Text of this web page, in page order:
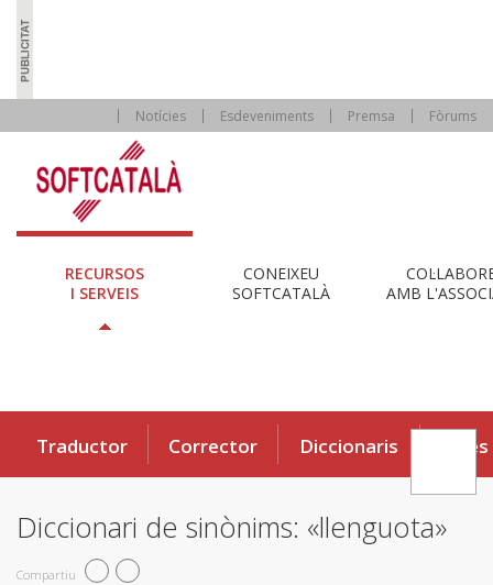
Notícies Esdeveniments Premsa Fòrums
RECURSOS
I SERVEIS
CONEIXEU
SOFTCATALÀ
AMB
Traductor Corrector Diccionaris Eines
Diccionari de sinònims: «llenguota»
Compartiu